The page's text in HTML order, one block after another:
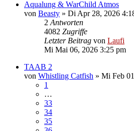
Aqualung & WarChild Atmos
von Beasty » Di Apr 28, 2026
2 Antworten
4082 Zugriffe
Letzter Beitrag von Laufi
Mi Mai 06, 2026 3:25 pm
TAAB 2
von Whistling Catfish » Mi Feb
1
…
33
34
35